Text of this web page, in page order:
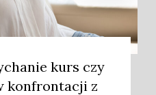
kurs czy
konfrontacji z